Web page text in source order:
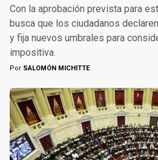
Con la aprobación prevista para
busca que los ciudadanos
y fija nuevos umbrales para
impositiva.
Por SALOMÓN MICHITTE